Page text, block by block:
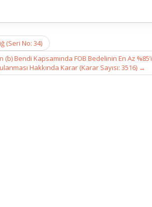
(Seri No: 34)
Bendi Kapsamında FOB Bedelinin En Az %85’i
Hakkında Karar (Karar Sayısı: 3516) →